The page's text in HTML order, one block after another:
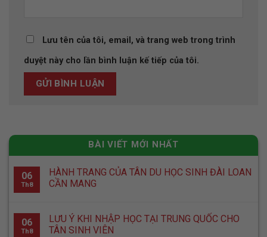
Lưu tên của tôi, email, và trang web trong trình
duyệt này cho lần bình luận kế tiếp của tôi.
BÀI VIẾT MỚI NHẤT
06
Th8
HÀNH TRANG CỦA TÂN DU HỌC SINH ĐÀI LOAN
CẦN MANG
06
Th8
LƯU Ý KHI NHẬP HỌC TẠI TRUNG QUỐC CHO
TÂN SINH VIÊN